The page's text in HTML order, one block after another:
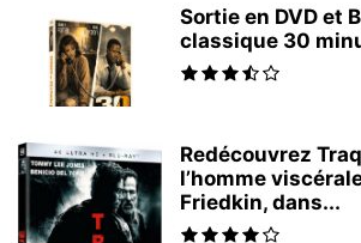
Sortie en DVD et
classique 30
Redécouvrez
l’homme
Friedkin, dans...